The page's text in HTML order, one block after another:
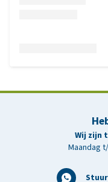
Wij zijn
Maandag